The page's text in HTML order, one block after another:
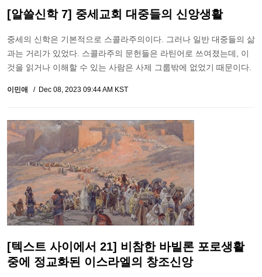
[알쓸신학 7] 중세교회 대중들의 신앙생활
중세의 신학은 기본적으로 스콜라주의이다. 그러나 일반 대중들의 삶
과는 거리가 있었다. 스콜라주의 문헌들은 라틴어로 쓰여졌는데, 이
것을 읽거나 이해할 수 있는 사람은 사제 그룹밖에 없었기 때문이다.
이민애 Dec 08, 2023 09:44 AM KST
[텍스트 사이에서 21] 비참한 바빌론 포로생활
중에 정교화된 이스라엘의 창조신앙